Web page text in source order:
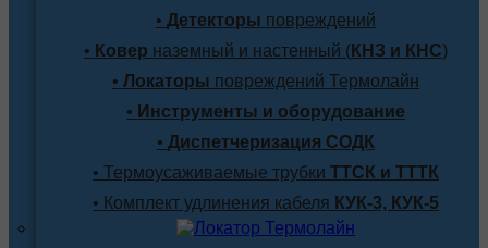
• Детекторы повреждений
• Ковер наземный и настенный (КНЗ и КНС)
• Локаторы повреждений Термолайн
• Инструменты и оборудование
• Диспетчеризация СОДК
• Термоусаживаемые трубки ТТСК и ТТТК
• Комплект удлинения кабеля КУК-3, КУК-5